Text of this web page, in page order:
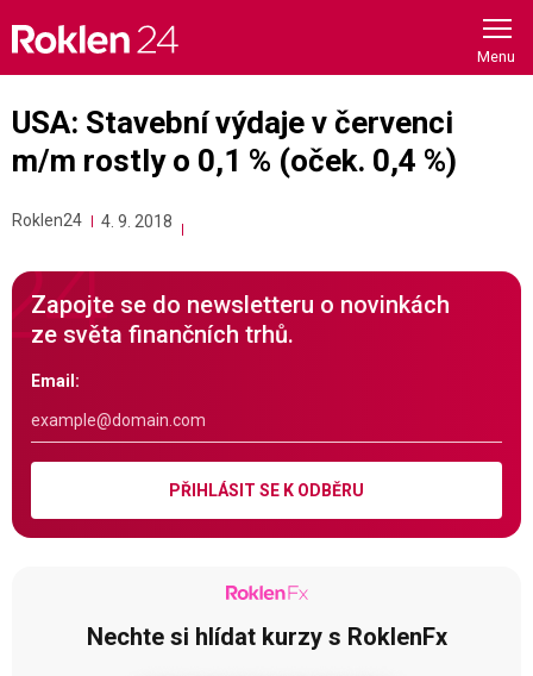
content
USA: Stavební výdaje v červenci
m/m rostly o 0,1 % (oček. 0,4 %)
Roklen24 4. 9. 2018
Zapojte se do newsletteru o novinkách
ze světa finančních trhů.
Email:
PŘIHLÁSIT SE K ODBĚRU
Nechte si hlídat kurzy s RoklenFx